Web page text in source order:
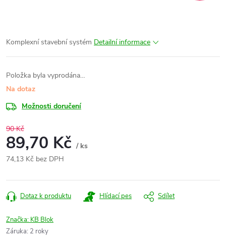
Komplexní stavební systém Detailní informace
Položka byla vyprodána…
Na dotaz
Možnosti doručení
90 Kč
89,70 Kč / ks
74,13 Kč bez DPH
cena:
Dotaz k produktu Hlídací pes Sdílet
Značka: KB Blok
Záruka: 2 roky